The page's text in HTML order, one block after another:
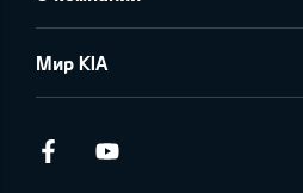
Мир KIA
Facebook